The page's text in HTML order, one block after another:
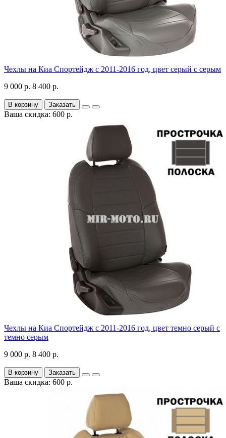
Чехлы на Киа Спортейдж с 2011-2016 год, цвет серый с серым
9 000 р. 8 400 р.
В корзину Заказать
Ваша скидка: 600 р.
Чехлы на Киа Спортейдж с 2011-2016 год, цвет темно серый с
темно серым
9 000 р. 8 400 р.
В корзину Заказать
Ваша скидка: 600 р.